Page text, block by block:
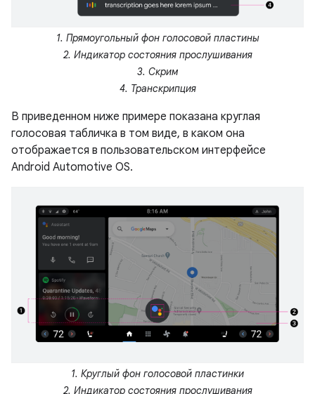
1. Прямоугольный фон голосовой пластины
2. Индикатор состояния прослушивания
3. Скрим
4. Транскрипция
В приведенном ниже примере показана круглая
голосовая табличка в том виде, в каком она
отображается в пользовательском интерфейсе
Android Automotive OS.
1. Круглый фон голосовой пластинки
2. Индикатор состояния прослушивания